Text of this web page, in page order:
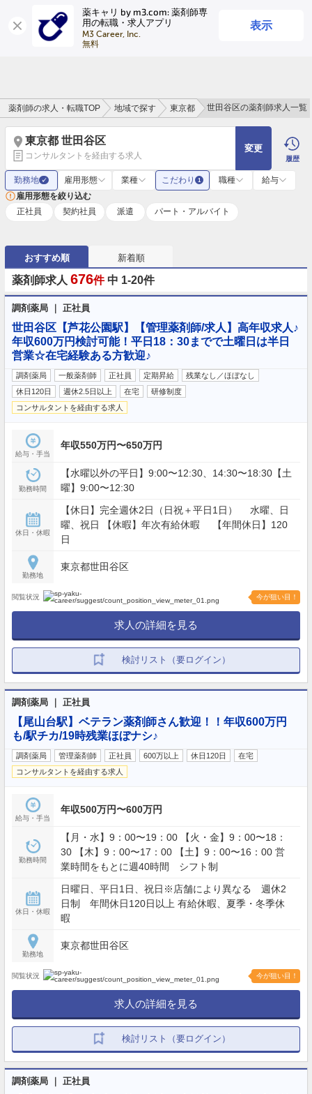
薬キャリ by m3.com: 薬剤師専
用の転職・求人アプリ
M3 Career, Inc.
無料
表示
ログイン
薬剤師の求人・転職TOP 地域で探す 東京都 世田谷区の薬剤師求人一覧
東京都 世田谷区
コンサルタントを経由する求人
変更
履歴
勤務地 ✓ 雇用形態 業種 こだわり 1 職種
給与
雇用形態を絞り込む
正社員
契約社員 派遣 パート・アルバイト
おすすめ順 新着順
薬剤師求人 676件 中 1-20件
調剤薬局 ｜ 正社員
世田谷区【芦花公園駅】【管理薬剤師/求人】高年収求人♪
年収600万円検討可能！平日18：30までで土曜日は半日
営業☆在宅経験ある方歓迎♪
調剤薬局 一般薬剤師 正社員 定期昇給
残業なし／ほぼなし
休日120日
週休2.5日以上 在宅
研修制度
コンサルタントを経由する求人
給与・手当
年収550万円〜650万円
勤務時間
【水曜以外の平日】9:00〜12:30、14:30〜18:30【土
曜】9:00〜12:30
休日・休暇
【休日】完全週休2日（日祝＋平日1日） 水曜、日
曜、祝日 【休暇】年次有給休暇 【年間休日】120
日
勤務地
東京都世田谷区
閲覧状況 今が狙い目！
求人の詳細を見る
検討リスト（要ログイン）
調剤薬局 ｜ 正社員
【尾山台駅】ベテラン薬剤師さん歓迎！！年収600万円
も/駅チカ/19時残業ほぼナシ♪
調剤薬局 管理薬剤師 正社員 600万以上 休日120日
在宅
コンサルタントを経由する求人
給与・手当
年収500万円〜600万円
勤務時間
【月・水】9：00〜19：00 【火・金】9：00〜18：
30 【木】9：00〜17：00 【土】9：00〜16：00 営
業時間をもとに週40時間 シフト制
休日・休暇
日曜日、平日1日、祝日※店舗により異なる 週休2
日制 年間休日120日以上 有給休暇、夏季・冬季休
暇
勤務地
東京都世田谷区
閲覧状況 今が狙い目！
求人の詳細を見る
検討リスト（要ログイン）
調剤薬局 ｜ 正社員